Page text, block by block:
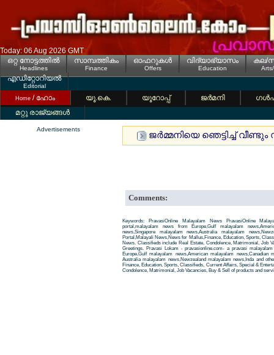
Today: 06 Aug 2026 GMT
ഒറ്റ നോട്ടത്തില്‍
Headlines
സാമ്പത്തികം
Finance
ഓഫറുകള്‍
Offers
വിദ്യാഭ്യാസം
Education
കല/
എഡിറ്റോറിയല്‍
Editorial
Home / ഹോം യൂ.കെ. യൂറോപ്പ് ജര്‍മനി
മറ്റു രാജ്യങ്ങള്‍
Advertisements
ജര്‍മ്മനിയെ ഞെട്ടിച്ച്
Comments:
Keywords: PravasiOnline Malayalam News PravasiOnline
portal,malayalam news from Europe,Gulf malayalam
news,Singapore malayalam news,Australia malayalam
Portal,Malayali News,News for Mallus,Finance, Education, Sports,
News. Classifieds include Real Estate, Condolence, Matrimonial, Job
Greetings. Pravasi Lokam - pravasionline.com- a pravasi
Europe,Gulf malayalam news,American malayalam news,Canadian
Australia malayalam news,Newzealand malayalam news,Inda and
Finance, Education, Sports, Classifieds, Current Affairs, Special &
Condolence, Matrimonial, Job Vacancies, Buy & Sell of products and